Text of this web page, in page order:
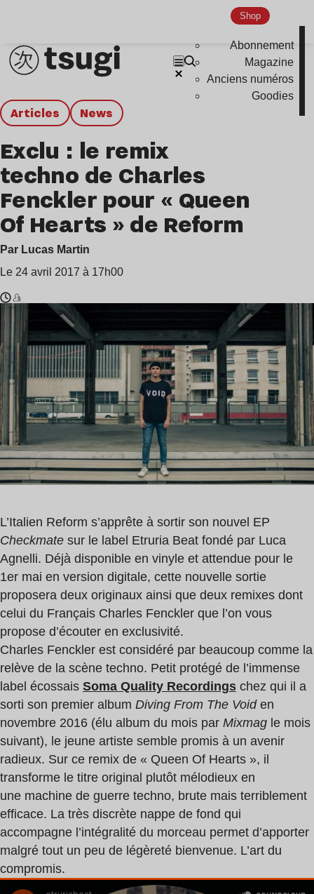
Shop
Abonnement
Magazine
Anciens numéros
Goodies
Articles news
Exclu : le remix
techno de Charles
Fenckler pour « Queen
Of Hearts » de Reform
Par Lucas Martin
Le 24 avril 2017 à 17h00
Temps
de
lecture
:
min
Charles
Fenckler
Reform
L’Italien Reform s’apprête à sortir son nouvel EP
Checkmate sur le label Etruria Beat fondé par Luca
Agnelli. Déjà disponible en vinyle et attendue pour le
1er mai en version digitale, cette nouvelle sortie
proposera deux originaux ainsi que deux remixes dont
celui du Français Charles Fenckler que l’on vous
propose d’écouter en exclusivité.
Charles Fenckler est considéré par beaucoup comme la
relève de la scène techno. Petit protégé de l’immense
label écossais Soma Quality Recordings chez qui il a
sorti son premier album Diving From The Voiden
novembre 2016 (élu album du mois par Mixmag le mois
suivant), le jeune artiste semble promis à un avenir
radieux. Sur ce remix de « Queen Of Hearts », il
transforme le titre original plutôt mélodieux en
une machine de guerre techno, brute mais terriblement
efficace. La très discrète nappe de fond qui
accompagne l’intégralité du morceau permet d’apporter
malgré tout un peu de légèreté bienvenue. L’art du
compromis.